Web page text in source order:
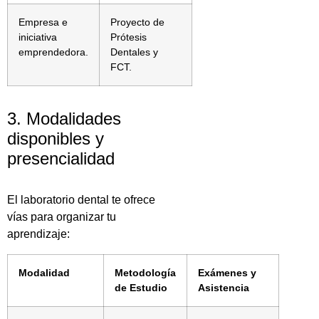
Empresa e
iniciativa
emprendedora.
Proyecto de
Prótesis
Dentales y
FCT.
3. Modalidades
disponibles y
presencialidad
El laboratorio dental te ofrece
vías para organizar tu
aprendizaje:
Modalidad
Metodología
de Estudio
Exámenes y
Asistencia